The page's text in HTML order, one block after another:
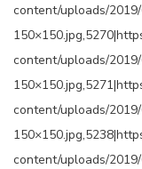
content/uploads/
content/uploads/
content/uploads/
content/uploads/